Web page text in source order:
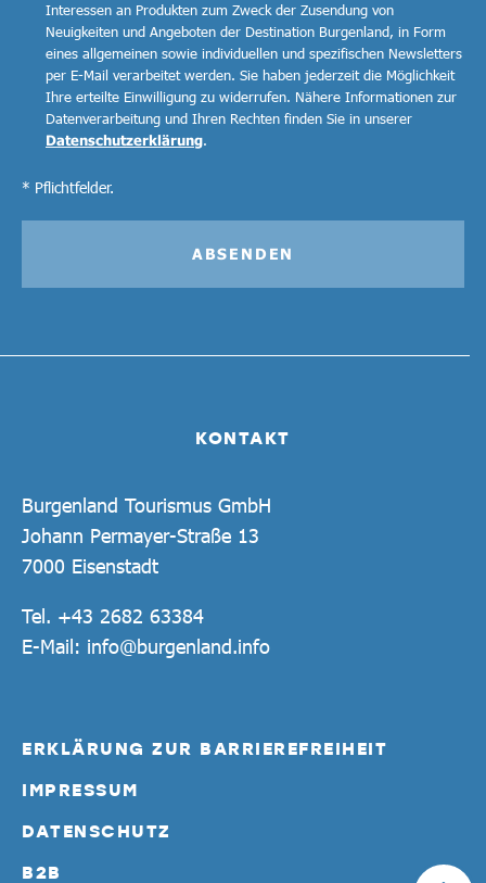
KONTAKT
Burgenland Tourismus GmbH
Johann Permayer-Straße 13
7000 Eisenstadt
Tel. +43 2682 63384
E-Mail: info@burgenland.info
ERKLÄRUNG ZUR BARRIEREFREIHEIT
IMPRESSUM
DATENSCHUTZ
B2B
Interessen an Produkten zum Zweck der Zusendung von
Neuigkeiten und Angeboten der Destination Burgenland, in Form
eines allgemeinen sowie individuellen und spezifischen Newsletters
per E-Mail verarbeitet werden. Sie haben jederzeit die Möglichkeit
Ihre erteilte Einwilligung zu widerrufen. Nähere Informationen zur
Datenverarbeitung und Ihren Rechten finden Sie in unserer
Datenschutzerklärung.
* Pflichtfelder.
ABSENDEN